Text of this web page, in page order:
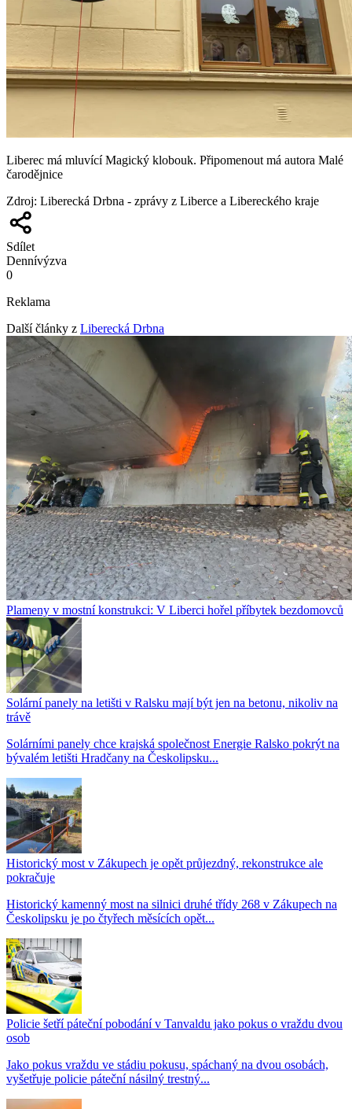
Liberec má mluvící Magický klobouk. Připomenout má autora Malé
čarodějnice
Zdroj: Liberecká Drbna - zprávy z Liberce a Libereckého kraje
Sdílet
Dennívýzva
0
Reklama
Další články z Liberecká Drbna
Plameny v mostní konstrukci: V Liberci hořel příbytek bezdomovců
Solární panely na letišti v Ralsku mají být jen na betonu, nikoliv na
trávě
Solárními panely chce krajská společnost Energie Ralsko pokrýt na
bývalém letišti Hradčany na Českolipsku...
Historický most v Zákupech je opět průjezdný, rekonstrukce ale
pokračuje
Historický kamenný most na silnici druhé třídy 268 v Zákupech na
Českolipsku je po čtyřech měsících opět...
Policie šetří páteční pobodání v Tanvaldu jako pokus o vraždu dvou
osob
Jako pokus vraždu ve stádiu pokusu, spáchaný na dvou osobách,
vyšetřuje policie páteční násilný trestný...